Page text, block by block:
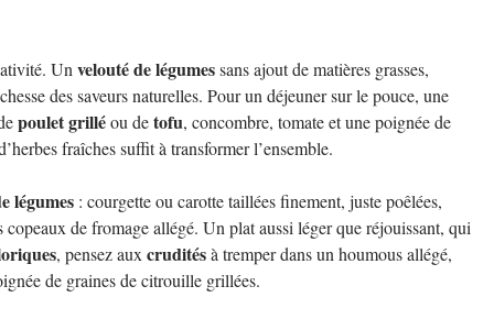
Un velouté de légumessans ajout de matières grasses,
des saveurs naturelles. Pour un déjeuner sur le pouce, une
poulet grilléou detofu, concombre, tomate et une poignée de
fraîches suffit à transformer l’ensemble.
légumes : courgette ou carotte taillées finement, juste poêlées,
copeaux de fromage allégé. Un plat aussi léger que réjouissant, qui
, pensez aux cruditésà tremper dans un houmous allégé,
de graines de citrouille grillées.